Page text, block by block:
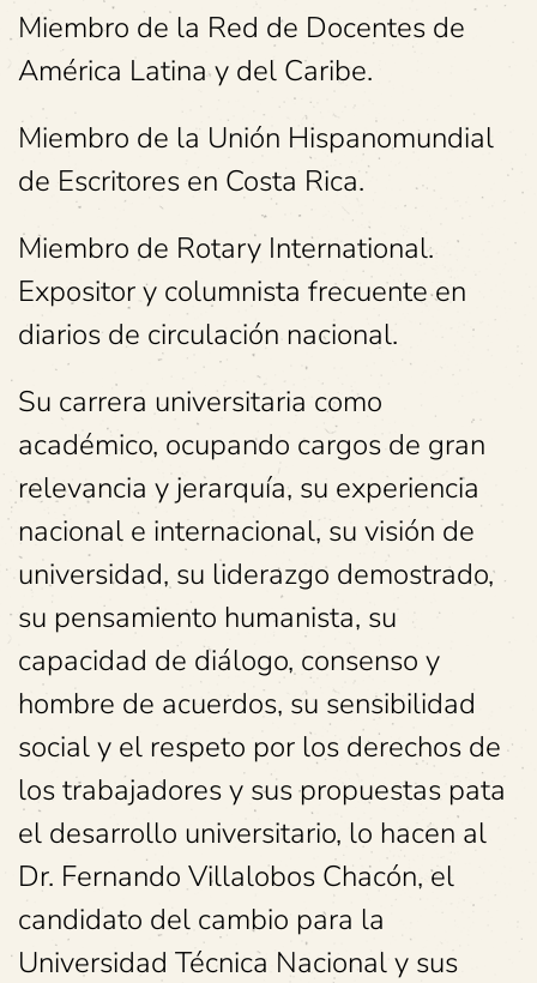
Miembro de la Red de Docentes de
América Latina y del Caribe.
Miembro de la Unión Hispanomundial
de Escritores en Costa Rica.
Miembro de Rotary International.
Expositor y columnista frecuente en
diarios de circulación nacional.
Su carrera universitaria como
académico, ocupando cargos de gran
relevancia y jerarquía, su experiencia
nacional e internacional, su visión de
universidad, su liderazgo demostrado,
su pensamiento humanista, su
capacidad de diálogo, consenso y
hombre de acuerdos, su sensibilidad
social y el respeto por los derechos de
los trabajadores y sus propuestas pata
el desarrollo universitario, lo hacen al
Dr. Fernando Villalobos Chacón, el
candidato del cambio para la
Universidad Técnica Nacional y sus